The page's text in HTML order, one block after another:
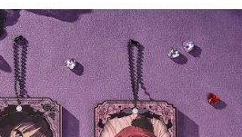
する アクリルカードケース 海夢（雫）
する アクリルカードケース 海夢（リズ）